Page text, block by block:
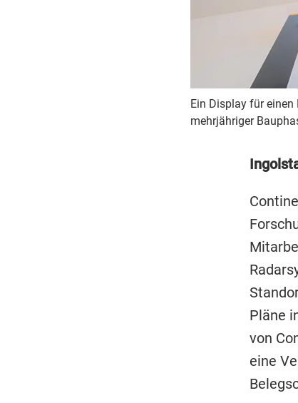
Ein Display für
mehrjähriger
Pläne
von
eine